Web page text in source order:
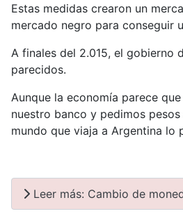
Estas medidas crearon un
mercado negro para conseguir
A finales del 2.015, el gobierno
parecidos.
Aunque la economía parece
nuestro banco y pedimos
mundo que viaja a Argentina lo
Leer más: Cambio de